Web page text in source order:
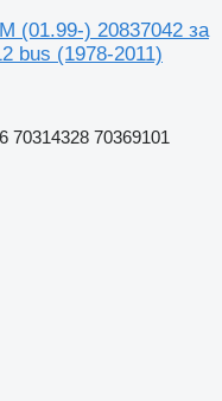
(01.99-) 20837042 за
bus (1978-2011)
70314328 70369101